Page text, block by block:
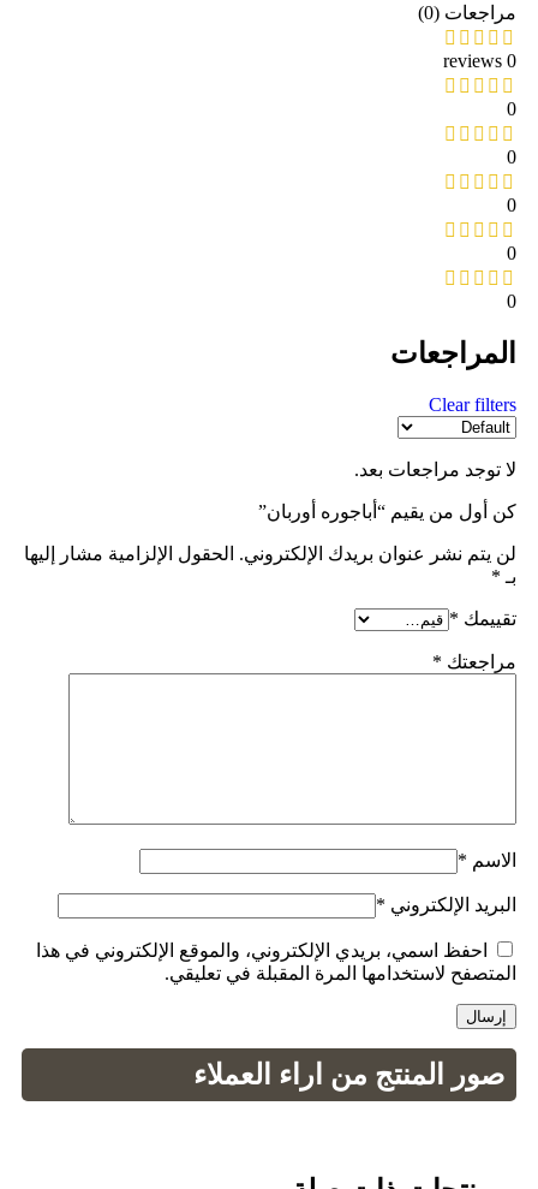
مراجعات (0)
0 reviews
0
0
0
0
0
المراجعات
Clear filters
لا توجد مراجعات بعد.
كن أول من يقيم “أباجوره أوربان”
لن يتم نشر عنوان بريدك الإلكتروني. الحقول الإلزامية مشار إليها
بـ *
تقييمك *
مراجعتك *
الاسم *
البريد الإلكتروني *
احفظ اسمي، بريدي الإلكتروني، والموقع الإلكتروني في هذا
المتصفح لاستخدامها المرة المقبلة في تعليقي.
صور المنتج من اراء العملاء